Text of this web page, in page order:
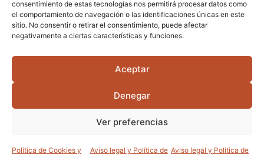
consentimiento de estas tecnologías nos permitirá procesar datos como
el comportamiento de navegación o las identificaciones únicas en este
sitio. No consentir o retirar el consentimiento, puede afectar
negativamente a ciertas características y funciones.
Aceptar
Denegar
Ver preferencias
Política de Cookies y Aviso legal y Política de Aviso legal y Política de
CONTACTA
Cami Primera Marrada, SN, 25600, Balaguer
info@jardipamies.com
621 238 242
0